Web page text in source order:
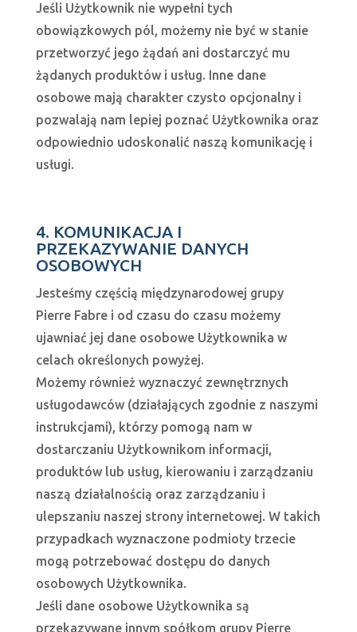
Jeśli Użytkownik nie wypełni tych
obowiązkowych pól, możemy nie być w stanie
przetworzyć jego żądań ani dostarczyć mu
żądanych produktów i usług. Inne dane
osobowe mają charakter czysto opcjonalny i
pozwalają nam lepiej poznać Użytkownika oraz
odpowiednio udoskonalić naszą komunikację i
usługi.
4. KOMUNIKACJA I
PRZEKAZYWANIE DANYCH
OSOBOWYCH
Jesteśmy częścią międzynarodowej grupy
Pierre Fabre i od czasu do czasu możemy
ujawniać jej dane osobowe Użytkownika w
celach określonych powyżej.
Możemy również wyznaczyć zewnętrznych
usługodawców (działających zgodnie z naszymi
instrukcjami), którzy pomogą nam w
dostarczaniu Użytkownikom informacji,
produktów lub usług, kierowaniu i zarządzaniu
naszą działalnością oraz zarządzaniu i
ulepszaniu naszej strony internetowej. W takich
przypadkach wyznaczone podmioty trzecie
mogą potrzebować dostępu do danych
osobowych Użytkownika.
Jeśli dane osobowe Użytkownika są
przekazywane innym spółkom grupy Pierre